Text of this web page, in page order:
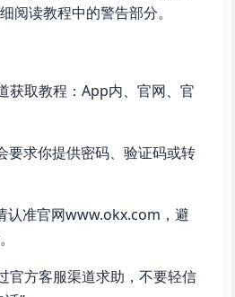
阅读教程中的警告部分。
获取教程：App内、官网、官
要求你提供密码、验证码或转
认准官网www.okx.com，避
官方客服渠道求助，不要轻信